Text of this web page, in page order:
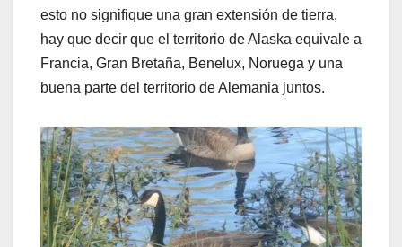
esto no signifique una gran extensión de tierra,
hay que decir que el territorio de Alaska equivale a
Francia, Gran Bretaña, Benelux, Noruega y una
buena parte del territorio de Alemania juntos.